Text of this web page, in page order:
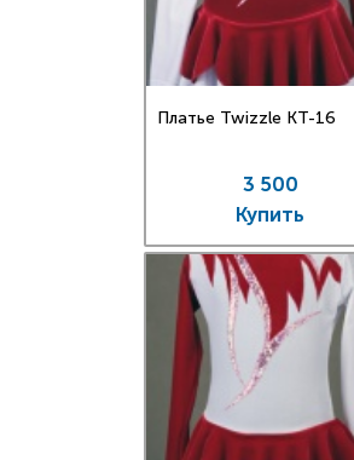
Платье Twizzle КT-16
3 500
Купить